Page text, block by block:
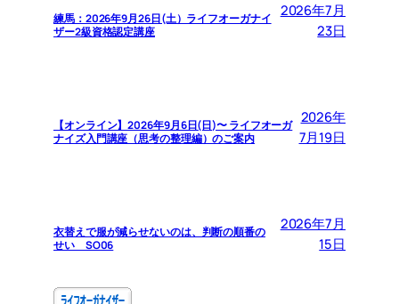
練馬：2026年9月26日(土）ライフオーガナイ
ザー2級資格認定講座
2026年7月
23日
【オンライン】2026年9月6日(日)〜 ライフオーガ
ナイズ入門講座（思考の整理編）のご案内
2026年
7月19日
衣替えで服が減らせないのは、判断の順番の
せい SO06
2026年7月
15日